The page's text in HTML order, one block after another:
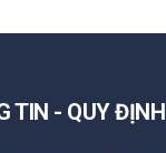
TIN - QUY ĐỊNH